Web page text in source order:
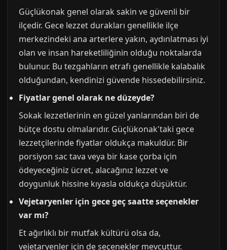
Güçlükonak genel olarak sakin ve güvenli bir
ilçedir. Gece lezzet durakları genellikle ilçe
merkezindeki ana arterlere yakın, aydınlatması iyi
olan ve insan hareketliliğinin olduğu noktalarda
bulunur. Bu tezgahların etrafı genellikle kalabalık
olduğundan, kendinizi güvende hissedebilirsiniz.
Fiyatlar genel olarak ne düzeyde?
Sokak lezzetlerinin en güzel yanlarından biri de
bütçe dostu olmalarıdır. Güçlükonak'taki gece
lezzetçilerinde fiyatlar oldukça makuldür. Bir
porsiyon sac tava veya bir kase çorba için
ödeyeceğiniz ücret, alacağınız lezzet ve
doygunluk hissine kıyasla oldukça düşüktür.
Vejetaryenler için gece geç saatte seçenekler
var mı?
Et ağırlıklı bir mutfak kültürü olsa da,
vejetaryenler için de seçenekler mevcuttur.